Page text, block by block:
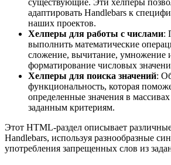
существующие. Эти хелперы
адаптировать Handlebars к
наших проектов.
Хелперы для работы с числами:
выполнить математические
сложение, вычитание, умножение
форматирование числовых
Хелперы для поиска значений:
функциональность, которая
определенные значения в
заданным критериям.
Этот HTML-раздел описывает
Handlebars, используя разнообразные
употребления запрещенных слов из